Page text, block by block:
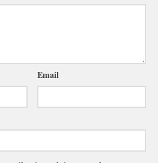
Email